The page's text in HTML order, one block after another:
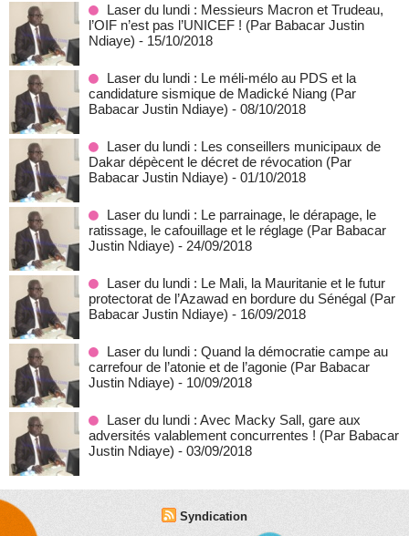
Laser du lundi : Messieurs Macron et Trudeau,
l’OIF n’est pas l’UNICEF ! (Par Babacar Justin
Ndiaye) - 15/10/2018
Laser du lundi : Le méli-mélo au PDS et la
candidature sismique de Madické Niang (Par
Babacar Justin Ndiaye) - 08/10/2018
Laser du lundi : Les conseillers municipaux de
Dakar dépècent le décret de révocation (Par
Babacar Justin Ndiaye) - 01/10/2018
Laser du lundi : Le parrainage, le dérapage, le
ratissage, le cafouillage et le réglage (Par Babacar
Justin Ndiaye) - 24/09/2018
Laser du lundi : Le Mali, la Mauritanie et le futur
protectorat de l’Azawad en bordure du Sénégal (Par
Babacar Justin Ndiaye) - 16/09/2018
Laser du lundi : Quand la démocratie campe au
carrefour de l’atonie et de l’agonie (Par Babacar
Justin Ndiaye) - 10/09/2018
Laser du lundi : Avec Macky Sall, gare aux
adversités valablement concurrentes ! (Par Babacar
Justin Ndiaye) - 03/09/2018
Syndication